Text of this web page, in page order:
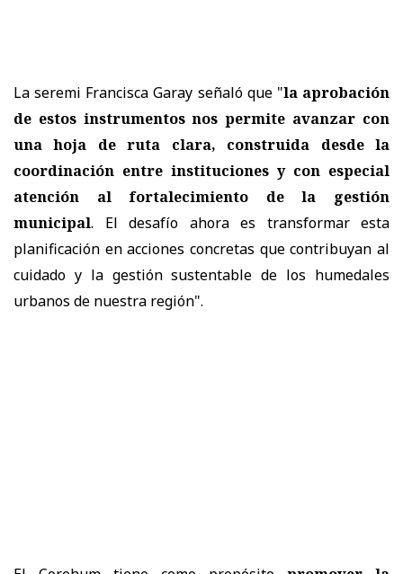
La seremi Francisca Garay señaló que "la aprobación
de estos instrumentos nos permite avanzar con
una hoja de ruta clara, construida desde la
coordinación entre instituciones y con especial
atención al fortalecimiento de la gestión
municipal. El desafío ahora es transformar esta
planificación en acciones concretas que contribuyan al
cuidado y la gestión sustentable de los humedales
urbanos de nuestra región".